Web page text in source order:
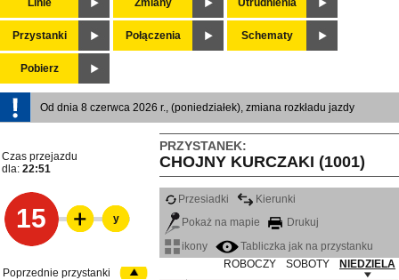
Linie Zmiany Utrudnienia
Przystanki Połączenia Schematy
Pobierz
Od dnia 8 czerwca 2026 r., (poniedziałek), zmiana rozkładu jazdy
PRZYSTANEK:
CHOJNY KURCZAKI (1001)
Czas przejazdu
dla: 22:51
15
Przesiadki
Kierunki
Pokaż na mapie
Drukuj
ikony
Tabliczka jak na przystanku
ROBOCZY
SOBOTY
NIEDZIELA
y
Poprzednie przystanki